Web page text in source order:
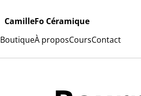
CamilleFo Céramique
BoutiqueÀ proposCoursContact